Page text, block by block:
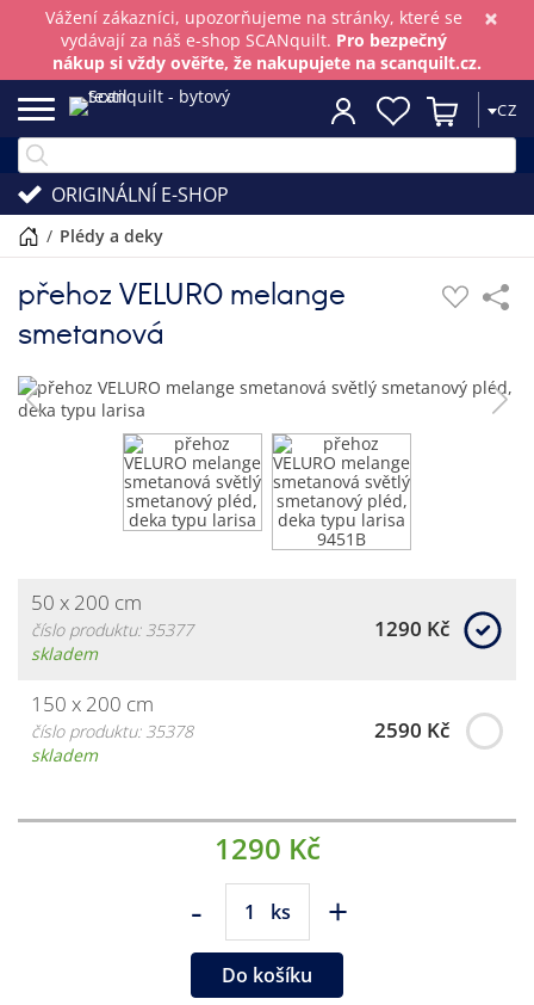
×
Vážení zákazníci, upozorňujeme na stránky, které se
vydávají za náš e-shop SCANquilt. Pro bezpečný
nákup si vždy ověřte, že nakupujete na scanquilt.cz.
CZ
ORIGINÁLNÍ E-SHOP
/ plédy a deky
přehoz VELURO melange
smetanová
50 x 200 cm
číslo produktu: 35377
skladem
1290 Kč
150 x 200 cm
číslo produktu: 35378
skladem
2590 Kč
1290 Kč
- ks +
Do košíku